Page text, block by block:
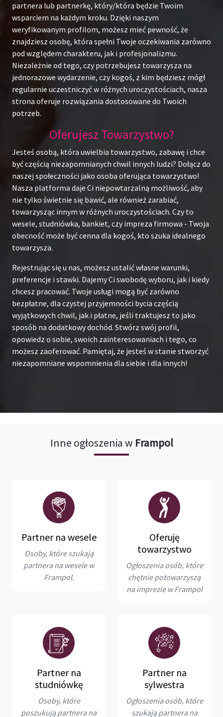
partnera lub partnerkę, który/która będzie Twoim
wsparciem na każdym kroku. Dzięki naszym
weryfikowanym profilom, możesz mieć pewność, że
znajdziesz osobę, która spełni Twoje oczekiwania zarówno
pod względem charakteru, jak i profesjonalizmu.
Niezależnie od tego, czy potrzebujesz towarzysza na
jednorazowe wydarzenie, czy kogoś, z kim będziesz mógł
regularnie uczestniczyć w różnych uroczystościach, nasza
strona oferuje rozwiązania dostosowane do Twoich
potrzeb.
Oferujesz Towarzystwo?
Jesteś osobą, która uwielbia towarzystwo, zabawę i chce
być częścią niezapomnianych chwil innych ludzi? Dołącz do
naszej społeczności jako osoba oferująca towarzystwo!
Nasza platforma daje Ci niepowtarzalną możliwość, aby
nie tylko świetnie się bawić, ale również zarabiać,
towarzysząc innym w różnych uroczystościach. Czy to
wesele, studniówka, bankiet, czy impreza firmowa - Twoja
obecność może być cenna dla kogoś, kto szuka idealnego
towarzysza.
Rejestrując się u nas, możesz ustalić własne warunki,
preferencje i stawki. Dajemy Ci swobodę wyboru, jak i kiedy
chcesz pracować. Twoje usługi mogą być zarówno
bezpłatne, dla czystej przyjemności bycia częścią
wyjątkowych chwil, jak i płatne, jeśli traktujesz to jako
sposób na dodatkowy dochód. Stwórz swój profil,
opowiedz o sobie, swoich zainteresowaniach i tego, co
możesz zaoferować. Pamiętaj, że jesteś w stanie stworzyć
niezapomniane wspomnienia dla siebie i dla innych!
Inne ogłoszenia w Frampol
Partner na wesele
Osoby, które szukają
partnera na wesele w
Frampol.
Oferuję
towarzystwo
Ogłoszenia osób, które
chętnie potowarzyszą
na imprezie w Frampol
Partner na
studniówkę
Osoby, które
poszukują partnera na
Partner na
sylwestra
Ogłoszenia osób, które
szukają partnera na